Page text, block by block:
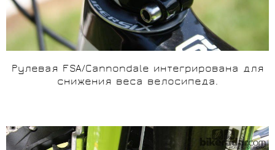
Рулевая FSA/Cannondale интегрирована для
снижения веса велосипеда.